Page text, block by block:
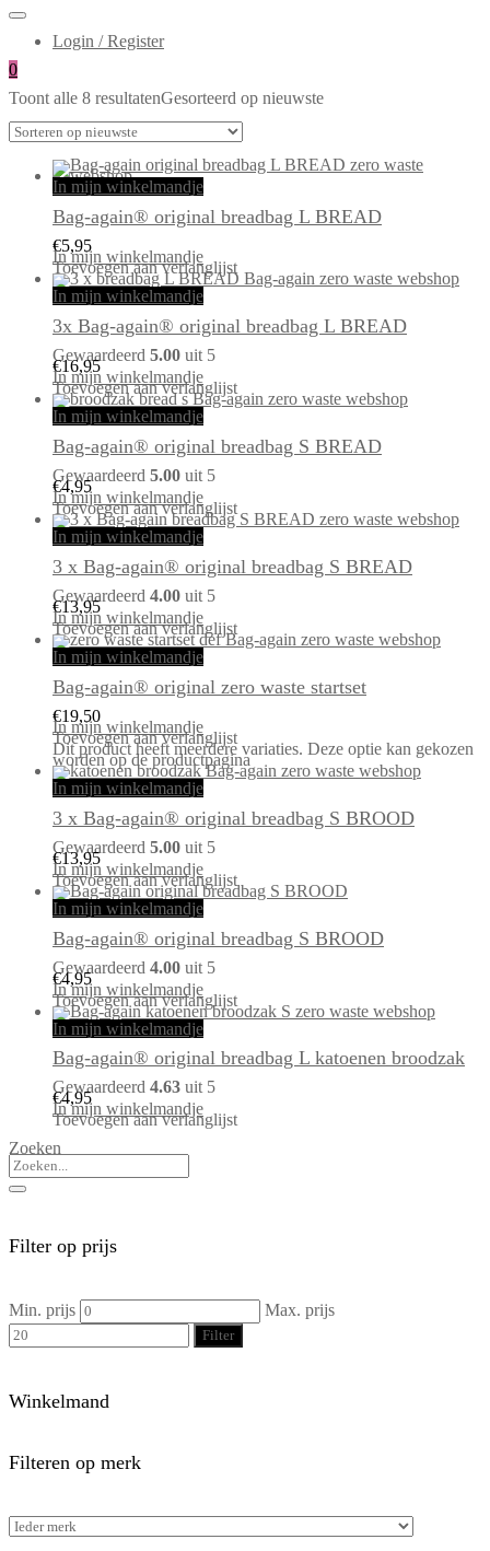
Login / Register
0
Toont alle 8 resultatenGesorteerd op nieuwste
In mijn winkelmandje
Bag-again® original breadbag L BREAD
€5,95
In mijn winkelmandje
Toevoegen aan verlanglijst
In mijn winkelmandje
3x Bag-again® original breadbag L BREAD
Gewaardeerd 5.00 uit 5
€16,95
In mijn winkelmandje
Toevoegen aan verlanglijst
In mijn winkelmandje
Bag-again® original breadbag S BREAD
Gewaardeerd 5.00 uit 5
€4,95
In mijn winkelmandje
Toevoegen aan verlanglijst
In mijn winkelmandje
3 x Bag-again® original breadbag S BREAD
Gewaardeerd 4.00 uit 5
€13,95
In mijn winkelmandje
Toevoegen aan verlanglijst
In mijn winkelmandje
Bag-again® original zero waste startset
€19,50
In mijn winkelmandje
Toevoegen aan verlanglijst
Dit product heeft meerdere variaties. Deze optie kan gekozen
worden op de productpagina
In mijn winkelmandje
3 x Bag-again® original breadbag S BROOD
Gewaardeerd 5.00 uit 5
€13,95
In mijn winkelmandje
Toevoegen aan verlanglijst
In mijn winkelmandje
Bag-again® original breadbag S BROOD
Gewaardeerd 4.00 uit 5
€4,95
In mijn winkelmandje
Toevoegen aan verlanglijst
In mijn winkelmandje
Bag-again® original breadbag L katoenen broodzak
Gewaardeerd 4.63 uit 5
€4,95
In mijn winkelmandje
Toevoegen aan verlanglijst
Zoeken
Filter op prijs
Min. prijs Max. prijs
Filter
Winkelmand
Filteren op merk